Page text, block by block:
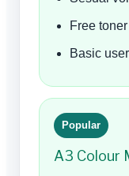
Free
Basic
Popular
A3 Colour